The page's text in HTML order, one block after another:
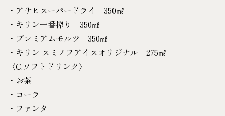
・アサヒスーパードライ 350㎖
・キリン一番搾り 350㎖
・プレミアムモルツ 350㎖
・キリン スミノフアイスオリジナル 275㎖
〈C.ソフトドリンク〉
・お茶
・コーラ
・ファンタ